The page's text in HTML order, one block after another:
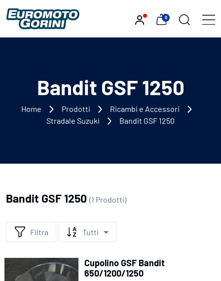
0
Bandit GSF 1250
Home Prodotti
Ricambi e Accessori
Stradale Suzuki
Bandit GSF 1250
Bandit GSF 1250 (1 Prodotti)
Tutti
Filtra
Cupolino GSF Bandit
650/1200/1250